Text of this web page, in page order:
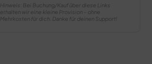
Hinweis: Bei Buchung/Kauf über diese Links
erhalten wir eine kleine Provision – ohne
Mehrkosten für dich. Danke für deinen Support!